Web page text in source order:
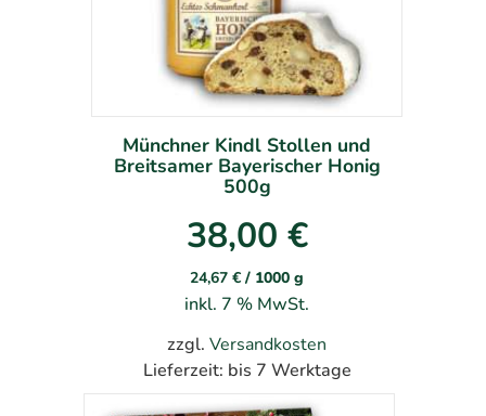
Münchner Kindl Stollen und
Breitsamer Bayerischer Honig
500g
38,00 €
24,67€ / 1000 g
inkl. 7 % MwSt.
zzgl.Versandkosten
Lieferzeit: bis 7 Werktage